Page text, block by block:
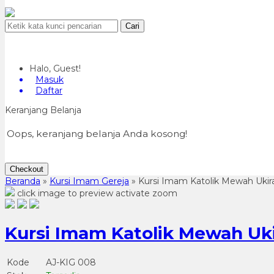
Cari
Halo, Guest!
Masuk
Daftar
Keranjang Belanja
Oops, keranjang belanja Anda kosong!
Checkout
Beranda » Kursi Imam Gereja » Kursi Imam Katolik Mewah
click image to preview activate zoom
Kursi Imam Katolik Mewah
Kode
AJ-KIG 008